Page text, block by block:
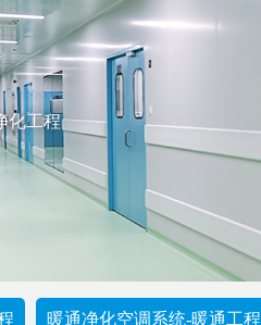
化工程
暖通净化空调系统-暖通工程